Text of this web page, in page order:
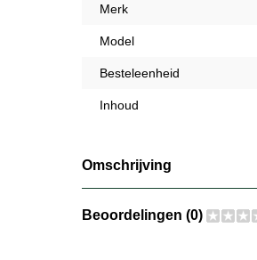
Merk
Model
Besteleenheid
Inhoud
Omschrijving
Beoordelingen (0)